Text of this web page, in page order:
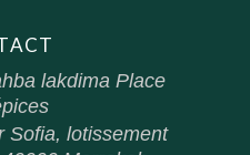
lakdima Place
Sofia, lotissement